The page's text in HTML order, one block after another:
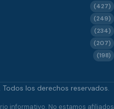
(427)
(249)
(234)
(207)
(198)
. Todos los derechos reservados.
informativo. No estamos afiliados